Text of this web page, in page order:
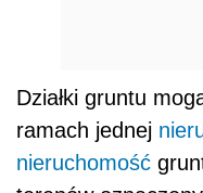
Działki gruntu
ramach jednej
nieruchomość